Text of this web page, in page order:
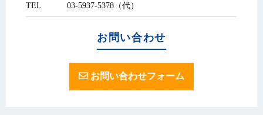
TEL 03-5937-5378（代）
お問い合わせ
お問い合わせフォーム